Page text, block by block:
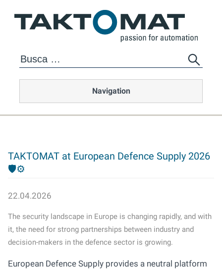
Navigation
TAKTOMAT at European Defence Supply 2026
🛡️⚙️
22.04.2026
The security landscape in Europe is changing rapidly, and with
it, the need for strong partnerships between industry and
decision-makers in the defence sector is growing.
European Defence Supply provides a neutral platform